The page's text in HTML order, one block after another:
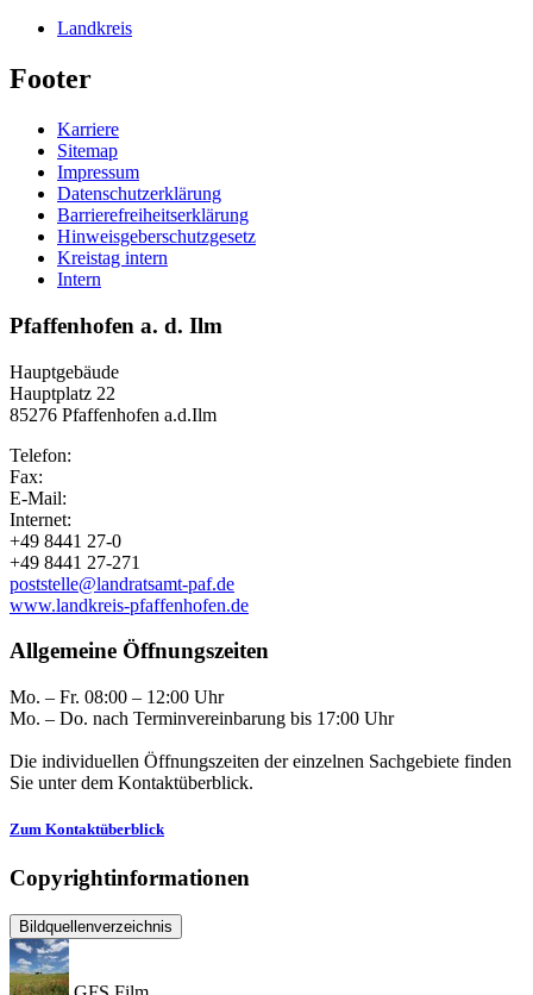
Landkreis
Footer
Karriere
Sitemap
Impressum
Datenschutzerklärung
Barrierefreiheitserklärung
Hinweisgeberschutzgesetz
Kreistag intern
Intern
Pfaffenhofen a. d. Ilm
Hauptgebäude
Hauptplatz 22
85276 Pfaffenhofen a.d.Ilm
Telefon:
Fax:
E-Mail:
Internet:
+49 8441 27-0
+49 8441 27-271
poststelle@landratsamt-paf.de
www.landkreis-pfaffenhofen.de
Allgemeine Öffnungszeiten
Mo. – Fr. 08:00 – 12:00 Uhr
Mo. – Do. nach Terminvereinbarung bis 17:00 Uhr
Die individuellen Öffnungszeiten der einzelnen Sachgebiete finden
Sie unter dem Kontaktüberblick.
Zum Kontaktüberblick
Copyrightinformationen
Bildquellenverzeichnis